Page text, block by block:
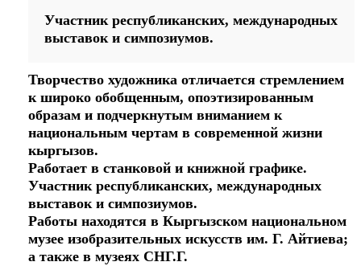
Участник республиканских, международных
выставок и симпозиумов.
Творчество художника отличается стремлением
к широко обобщенным, опоэтизированным
образам и подчеркнутым вниманием к
национальным чертам в современной жизни
кыргызов.
Работает в станковой и книжной графике.
Участник республиканских, международных
выставок и симпозиумов.
Работы находятся в Кыргызском национальном
музее изобразительных искусств им. Г. Айтиева;
а также в музеях СНГ.Г.